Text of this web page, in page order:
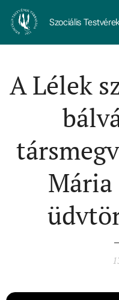
Szociális
A Lélek
Mária